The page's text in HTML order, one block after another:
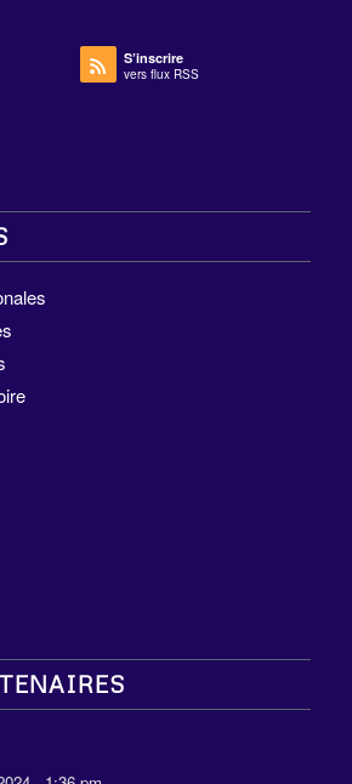
S’inscrire
vers flux RSS